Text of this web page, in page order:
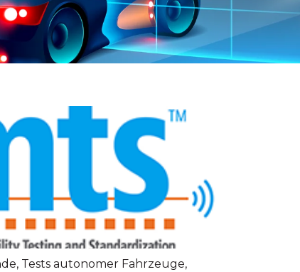
, Tests autonomer Fahrzeuge,